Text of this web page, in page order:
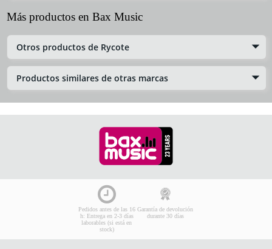
Más productos en Bax Music
Otros productos de Rycote
Productos similares de otras marcas
Pedidos antes de las 16
h: Entrega en 2-3 días
laborables (si está en
stock)
Garantía de devolución
durante 30 días